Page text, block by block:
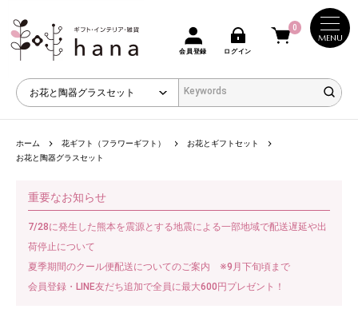
MENU
会員登録 ログイン
0
ホーム 花ギフト（フラワーギフト）
お花とギフトセット
お花と陶器グラスセット
重要なお知らせ
7/28に発生した熊本を震源とする地震による一部地域で配送遅延や出
荷停止について
夏季期間のクール便配送についてのご案内 ※9月下旬頃まで
会員登録・LINE友だち追加で全員に最大600円プレゼント！